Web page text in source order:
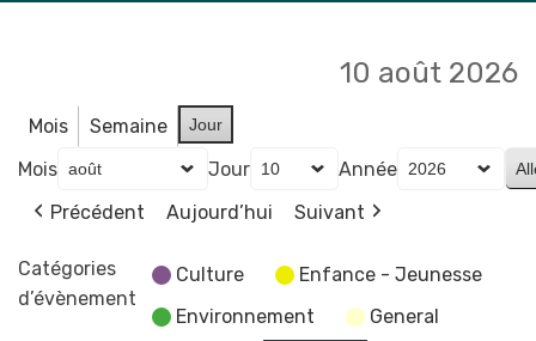
10 août 2026
Mois Semaine Jour
Mois Jour
Année
Précédent
Aujourd’hui Suivant
Catégories
d’évènement
Culture
Enfance - Jeunesse
Environnement
General